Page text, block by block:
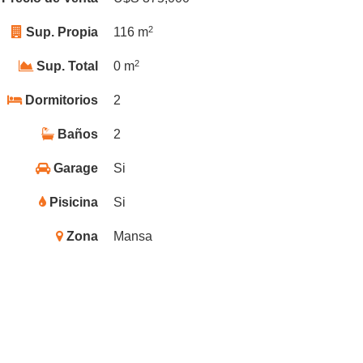
Sup. Propia 116 m2
Sup. Total 0 m2
Dormitorios 2
Baños 2
Garage Si
Pisicina Si
Zona Mansa